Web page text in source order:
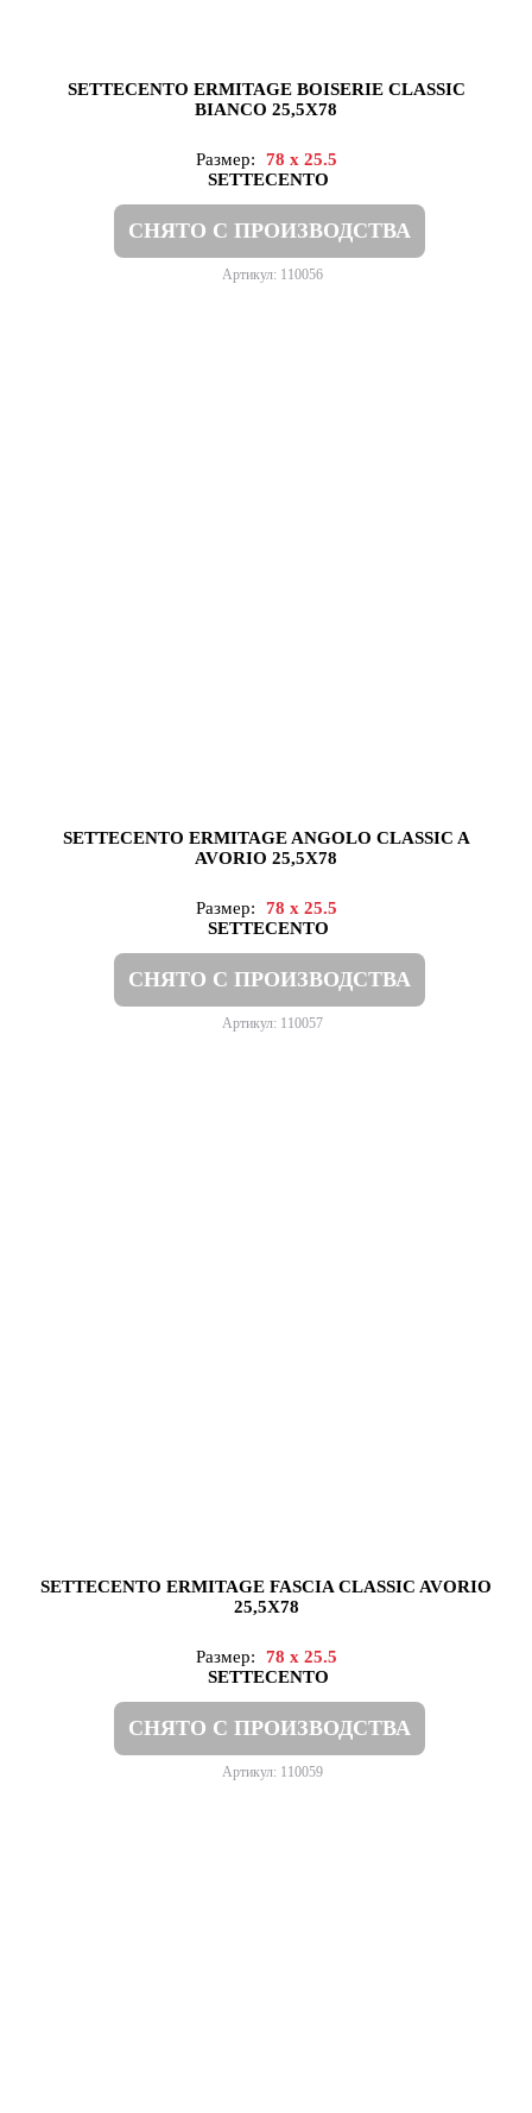
SETTECENTO ERMITAGE BOISERIE CLASSIC
BIANCO 25,5X78
Размер:
78 x 25.5
SETTECENTO
СНЯТО С ПРОИЗВОДСТВА
Артикул: 110056
SETTECENTO ERMITAGE ANGOLO CLASSIC A
AVORIO 25,5X78
Размер:
78 x 25.5
SETTECENTO
СНЯТО С ПРОИЗВОДСТВА
Артикул: 110057
SETTECENTO ERMITAGE FASCIA CLASSIC AVORIO
25,5X78
Размер:
78 x 25.5
SETTECENTO
СНЯТО С ПРОИЗВОДСТВА
Артикул: 110059